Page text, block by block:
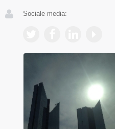
Sociale media: